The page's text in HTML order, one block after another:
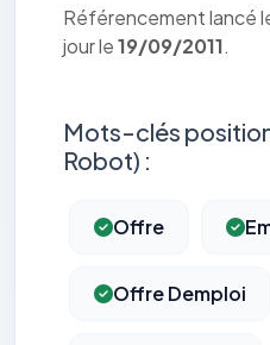
Référencement lancé
jour le19/09/2011.
Mots-clés
Robot) :
Offre
Offre Demploi